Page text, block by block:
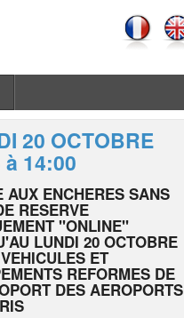
20 OCTOBRE
à 14:00
AUX ENCHERES SANS
RESERVE
"ONLINE"
LUNDI 20 OCTOBRE
ET
REFORMES DE
DES AEROPORTS